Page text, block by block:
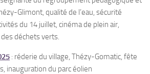
Glimont, qualité de l’eau, sécurité
du 14 juillet, cinéma de plein air,
déchets verts.
: réderie du village, Thézy-Gomatic, fête
inauguration du parc éolien